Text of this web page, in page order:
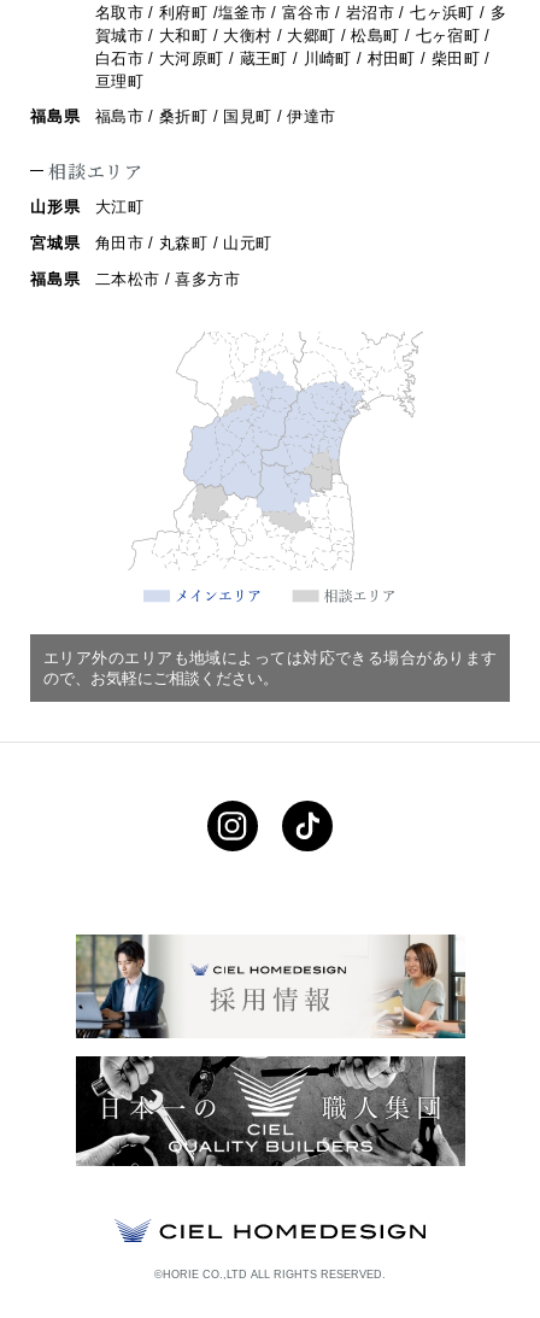
名取市 / 利府町 /塩釜市 / 富谷市 / 岩沼市 / 七ヶ浜町 / 多
賀城市 / 大和町 / 大衡村 / 大郷町 /松島町 / 七ヶ宿町 /
白石市 / 大河原町 / 蔵王町 / 川崎町 / 村田町 / 柴田町 /
亘理町
福島県
福島市 / 桑折町 / 国見町 / 伊達市
相談エリア
山形県
大江町
宮城県
角田市 / 丸森町 / 山元町
福島県
二本松市 / 喜多方市
エリア外のエリアも地域によっては対応できる場合があります
ので、お気軽にご相談ください。
©HORIE CO.,LTD ALL RIGHTS RESERVED.